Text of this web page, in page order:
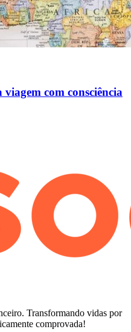
com consciência
Transformando vidas por
comprovada!